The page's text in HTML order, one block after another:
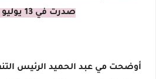
صدرت في 13 يوليو ، 2021.
أوضحت مي عبد الحميد الرئيس